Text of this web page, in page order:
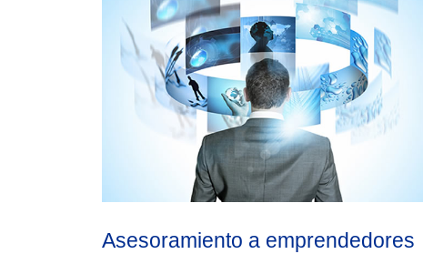
Asesoramiento a emprendedores